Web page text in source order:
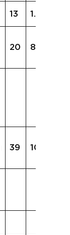
13 1.3g
20 8.3g
39 1061.6μg